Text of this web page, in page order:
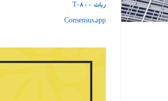
ربات T‑800
Consensus.app